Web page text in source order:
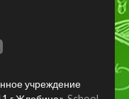
учреждение